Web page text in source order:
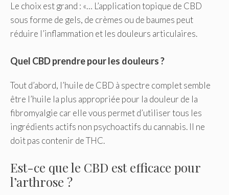
Le choix est grand : «… L’application topique de CBD
sous forme de gels, de crèmes ou de baumes peut
réduire l’inflammation et les douleurs articulaires.
Quel CBD prendre pour les douleurs ?
Tout d’abord, l’huile de CBD à spectre complet semble
être l’huile la plus appropriée pour la douleur de la
fibromyalgie car elle vous permet d’utiliser tous les
ingrédients actifs non psychoactifs du cannabis. Il ne
doit pas contenir de THC.
Est-ce que le CBD est efficace pour
l’arthrose ?